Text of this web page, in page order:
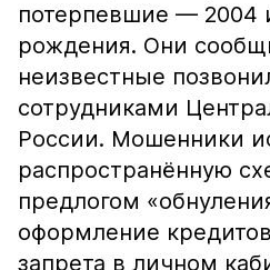
потерпевшие — 2004
рождения. Они
неизвестные
сотрудниками
России. Мошенники
распространённую
предлогом
оформление
запрета в личном